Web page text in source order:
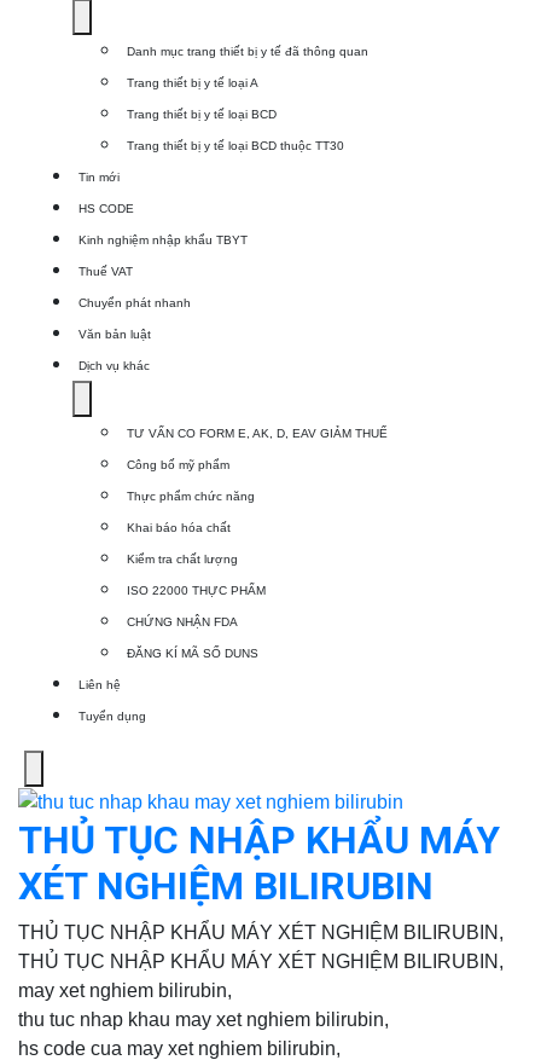
submenu
hàng
Danh mục trang thiết bị y tế đã thông quan
Trang thiết bị y tế loại A
Trang thiết bị y tế loại BCD
Trang thiết bị y tế loại BCD thuộc TT30
Tin mới
HS CODE
Kinh nghiệm nhập khẩu TBYT
Thuế VAT
Chuyển phát nhanh
Văn bản luật
Dịch vụ khác
submenuTƯ VẤN CO FORM E, AK, D, EAV GIẢM THUẾ
Công bố mỹ phẩm
Thực phẩm chức năng
Khai báo hóa chất
Kiểm tra chất lượng
ISO 22000 THỰC PHẨM
CHỨNG NHẬN FDA
ĐĂNG KÍ MÃ SỐ DUNS
Liên hệ
Tuyển dụng
THỦ TỤC NHẬP KHẨU MÁY
XÉT NGHIỆM BILIRUBIN
THỦ TỤC NHẬP KHẨU MÁY XÉT NGHIỆM BILIRUBIN,
THỦ TỤC NHẬP KHẨU MÁY XÉT NGHIỆM BILIRUBIN,
may xet nghiem bilirubin,
thu tuc nhap khau may xet nghiem bilirubin,
hs code cua may xet nghiem bilirubin,